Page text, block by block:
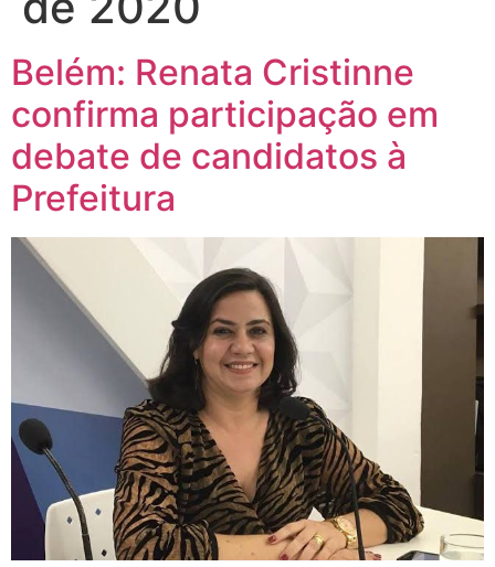
Belém: Renata Cristinne
confirma participação em
debate de candidatos à
Prefeitura